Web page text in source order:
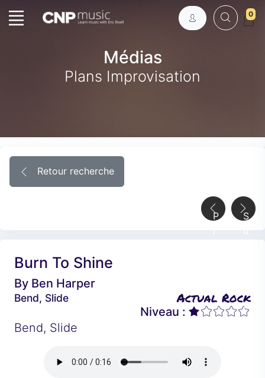
0
Médias
Plans Improvisation
Retour recherche
S
t
P
e
n
Burn To Shine
By Ben Harper
Bend, Slide Actual Rock
Niveau :
Bend, Slide